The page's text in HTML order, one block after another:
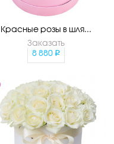
Красные розы в шля...
Заказать
8 880